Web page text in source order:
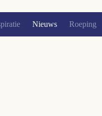
Nieuws Roeping